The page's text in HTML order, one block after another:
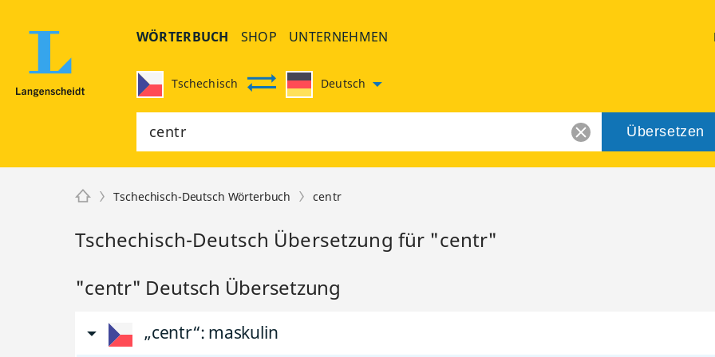
WÖRTERBUCH SHOP UNTERNEHMEN
Tschechisch Deutsch
Übersetzen
Tschechisch-Deutsch Wörterbuch centr
Tschechisch-Deutsch Übersetzung für "centr"
"centr" Deutsch Übersetzung
„centr“: maskulin